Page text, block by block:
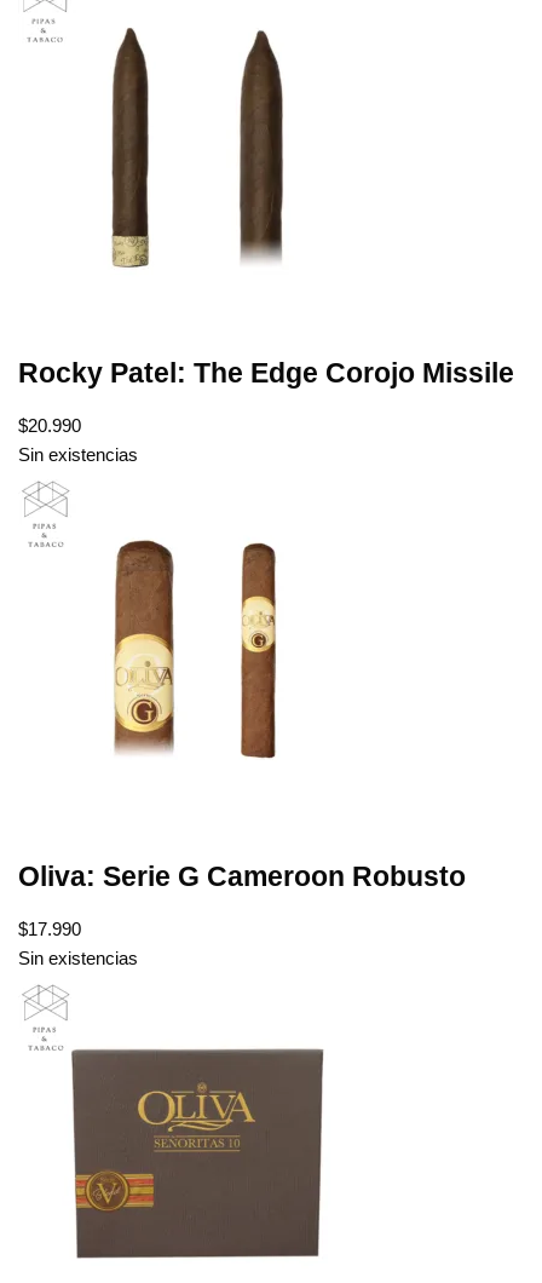
Rocky Patel: The Edge Corojo Missile
$20.990
Sin existencias
Oliva: Serie G Cameroon Robusto
$17.990
Sin existencias